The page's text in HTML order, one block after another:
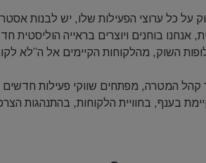
על כל ערוצי הפעילות שלו, יש לבנות
אנחנו בוחנים ויוצרים בראייה
השוק, מהלקוחות הקיימים אל ה”לא
קהל המטרה, מפתחים שווקי פעילות חדשים
בענף, בחוויית הלקוחות, בהתנהגות